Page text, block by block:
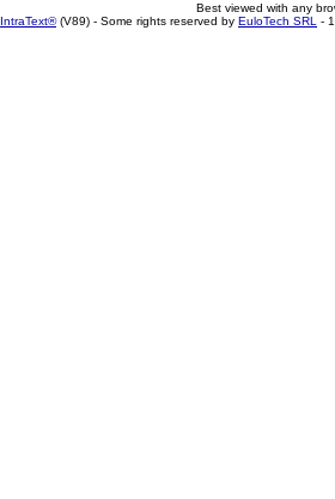
Best viewed with any
IntraText®(V89) - Some rights reserved by EuloTech SRL -